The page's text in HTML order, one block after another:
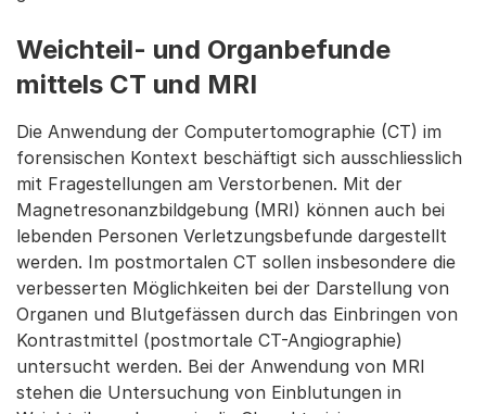
Weichteil- und Organbefunde
mittels CT und MRI
Die Anwendung der Computertomographie (CT) im
forensischen Kontext beschäftigt sich ausschliesslich
mit Fragestellungen am Verstorbenen. Mit der
Magnetresonanzbildgebung (MRI) können auch bei
lebenden Personen Verletzungsbefunde dargestellt
werden. Im postmortalen CT sollen insbesondere die
verbesserten Möglichkeiten bei der Darstellung von
Organen und Blutgefässen durch das Einbringen von
Kontrastmittel (postmortale CT-Angiographie)
untersucht werden. Bei der Anwendung von MRI
stehen die Untersuchung von Einblutungen in